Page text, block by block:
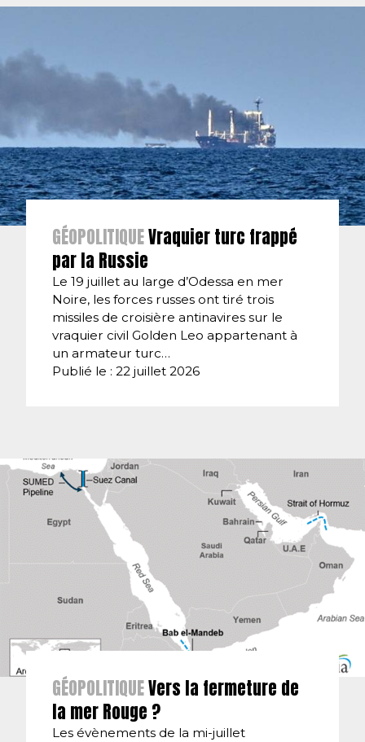
GÉOPOLITIQUEVraquier turc frappé
par la Russie
Le 19 juillet au large d’Odessa en mer
Noire, les forces russes ont tiré trois
missiles de croisière antinavires sur le
vraquier civil Golden Leo appartenant à
un armateur turc…
Publié le : 22 juillet 2026
GÉOPOLITIQUEVers la fermeture de
la mer Rouge ?
Les évènements de la mi-juillet